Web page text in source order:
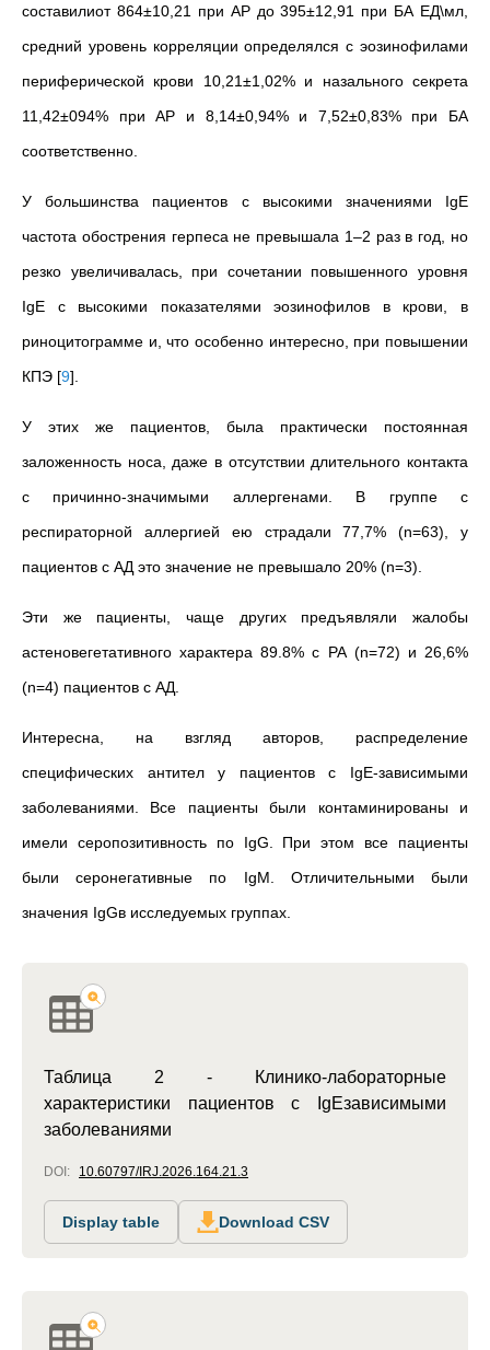
составилиот 864±10,21 при АР до 395±12,91 при БА ЕД\мл,
средний уровень корреляции определялся с эозинофилами
периферической крови 10,21±1,02% и назального секрета
11,42±094% при АР и 8,14±0,94% и 7,52±0,83% при БА
соответственно.
У большинства пациентов с высокими значениями IgE
частота обострения герпеса не превышала 1–2 раз в год, но
резко увеличивалась, при сочетании повышенного уровня
IgE с высокими показателями эозинофилов в крови, в
риноцитограмме и, что особенно интересно, при повышении
КПЭ [9]
У этих же пациентов, была практически постоянная
заложенность носа, даже в отсутствии длительного контакта
с причинно-значимыми аллергенами. В группе с
респираторной аллергией ею страдали 77,7% (n=63), у
пациентов с АД это значение не превышало 20% (n=3).
Эти же пациенты, чаще других предъявляли жалобы
астеновегетативного характера 89.8% с РА (n=72) и 26,6%
(n=4) пациентов с АД.
Интересна, на взгляд авторов, распределение
специфических антител у пациентов с IgE-зависимыми
заболеваниями. Все пациенты были контаминированы и
имели серопозитивность по IgG. При этом все пациенты
были серонегативные по IgM. Отличительными были
значения IgGв исследуемых группах.
Таблица 2 - Клинико-лабораторные
характеристики пациентов с IgEзависимыми
заболеваниями
DOI: 10.60797/IRJ.2026.164.21.3
Display table Download CSV